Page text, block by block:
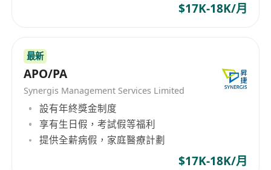
$17K-18K/月
最新
APO/PA
Synergis Management Services Limited
設有年終獎金制度
享有生日假，考試假等福利
提供全薪病假，家庭醫療計劃
$17K-18K/月